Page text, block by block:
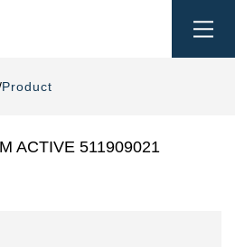
Product
ACTIVE 511909021